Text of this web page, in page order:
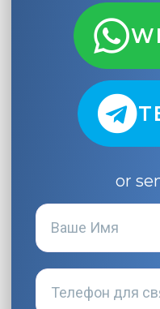
or